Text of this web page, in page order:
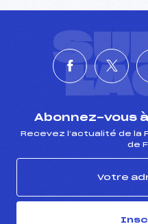
Abonnez-vous
Recevez l’actualité de la
de